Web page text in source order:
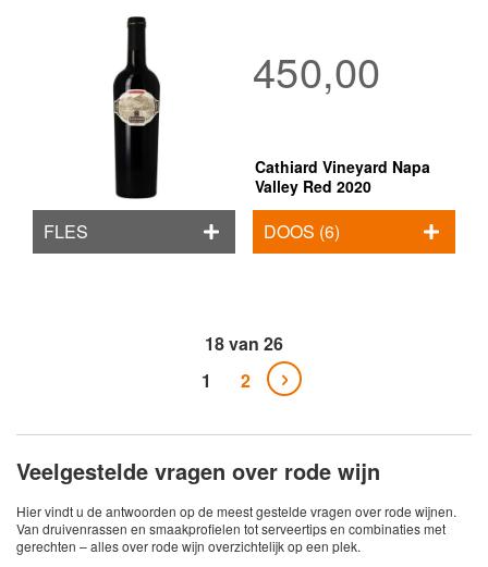
Cathiard Vineyard Napa
Valley Red 2020
450,00
FLES DOOS (6)
18van 26
U lees momenteel pagina
1 Pagina
2 Pagina
Volgende
Veelgestelde vragen over rode wijn
Hier vindt u de antwoorden op de meest gestelde vragen over rode wijnen.
Van druivenrassen en smaakprofielen tot serveertips en combinaties met
gerechten – alles over rode wijn overzichtelijk op een plek.